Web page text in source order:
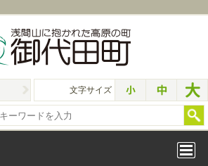
文字サイズ